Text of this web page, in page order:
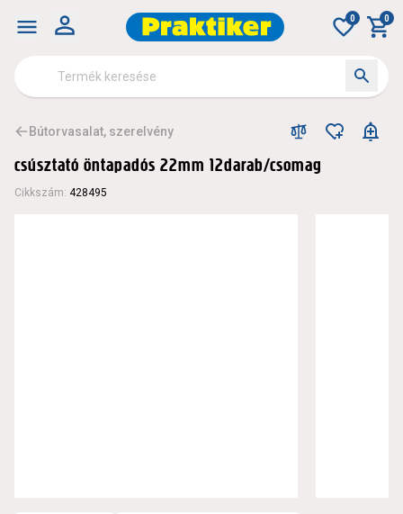
0 0
Bútorvasalat, szerelvény
csúsztató öntapadós 22mm 12darab/csomag
Cikkszám: 428495